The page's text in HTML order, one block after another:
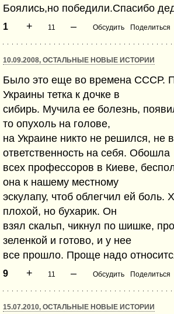
Боялись,но победили.Спасибо
1 + 11 – Обсудить Поделиться
10.09.2008, ОСТАЛЬНЫЕ НОВЫЕ ИСТОРИИ
Было это еще во времена СССР.
Украины тетка к дочке в
сибирь. Мучила ее болезнь,
то опухоль на голове,
на Украине никто не решился, не
ответственность на себя. Обошла
всех профессоров в Киеве,
она к нашему местному
эскулапу, чтоб облегчил ей боль.
плохой, но бухарик. Он
взял скальп, чикнул по шишке,
зеленкой и готово, и у нее
все прошло. Проще надо
9 + 11 – Обсудить Поделиться
15.07.2010, ОСТАЛЬНЫЕ НОВЫЕ ИСТОРИИ